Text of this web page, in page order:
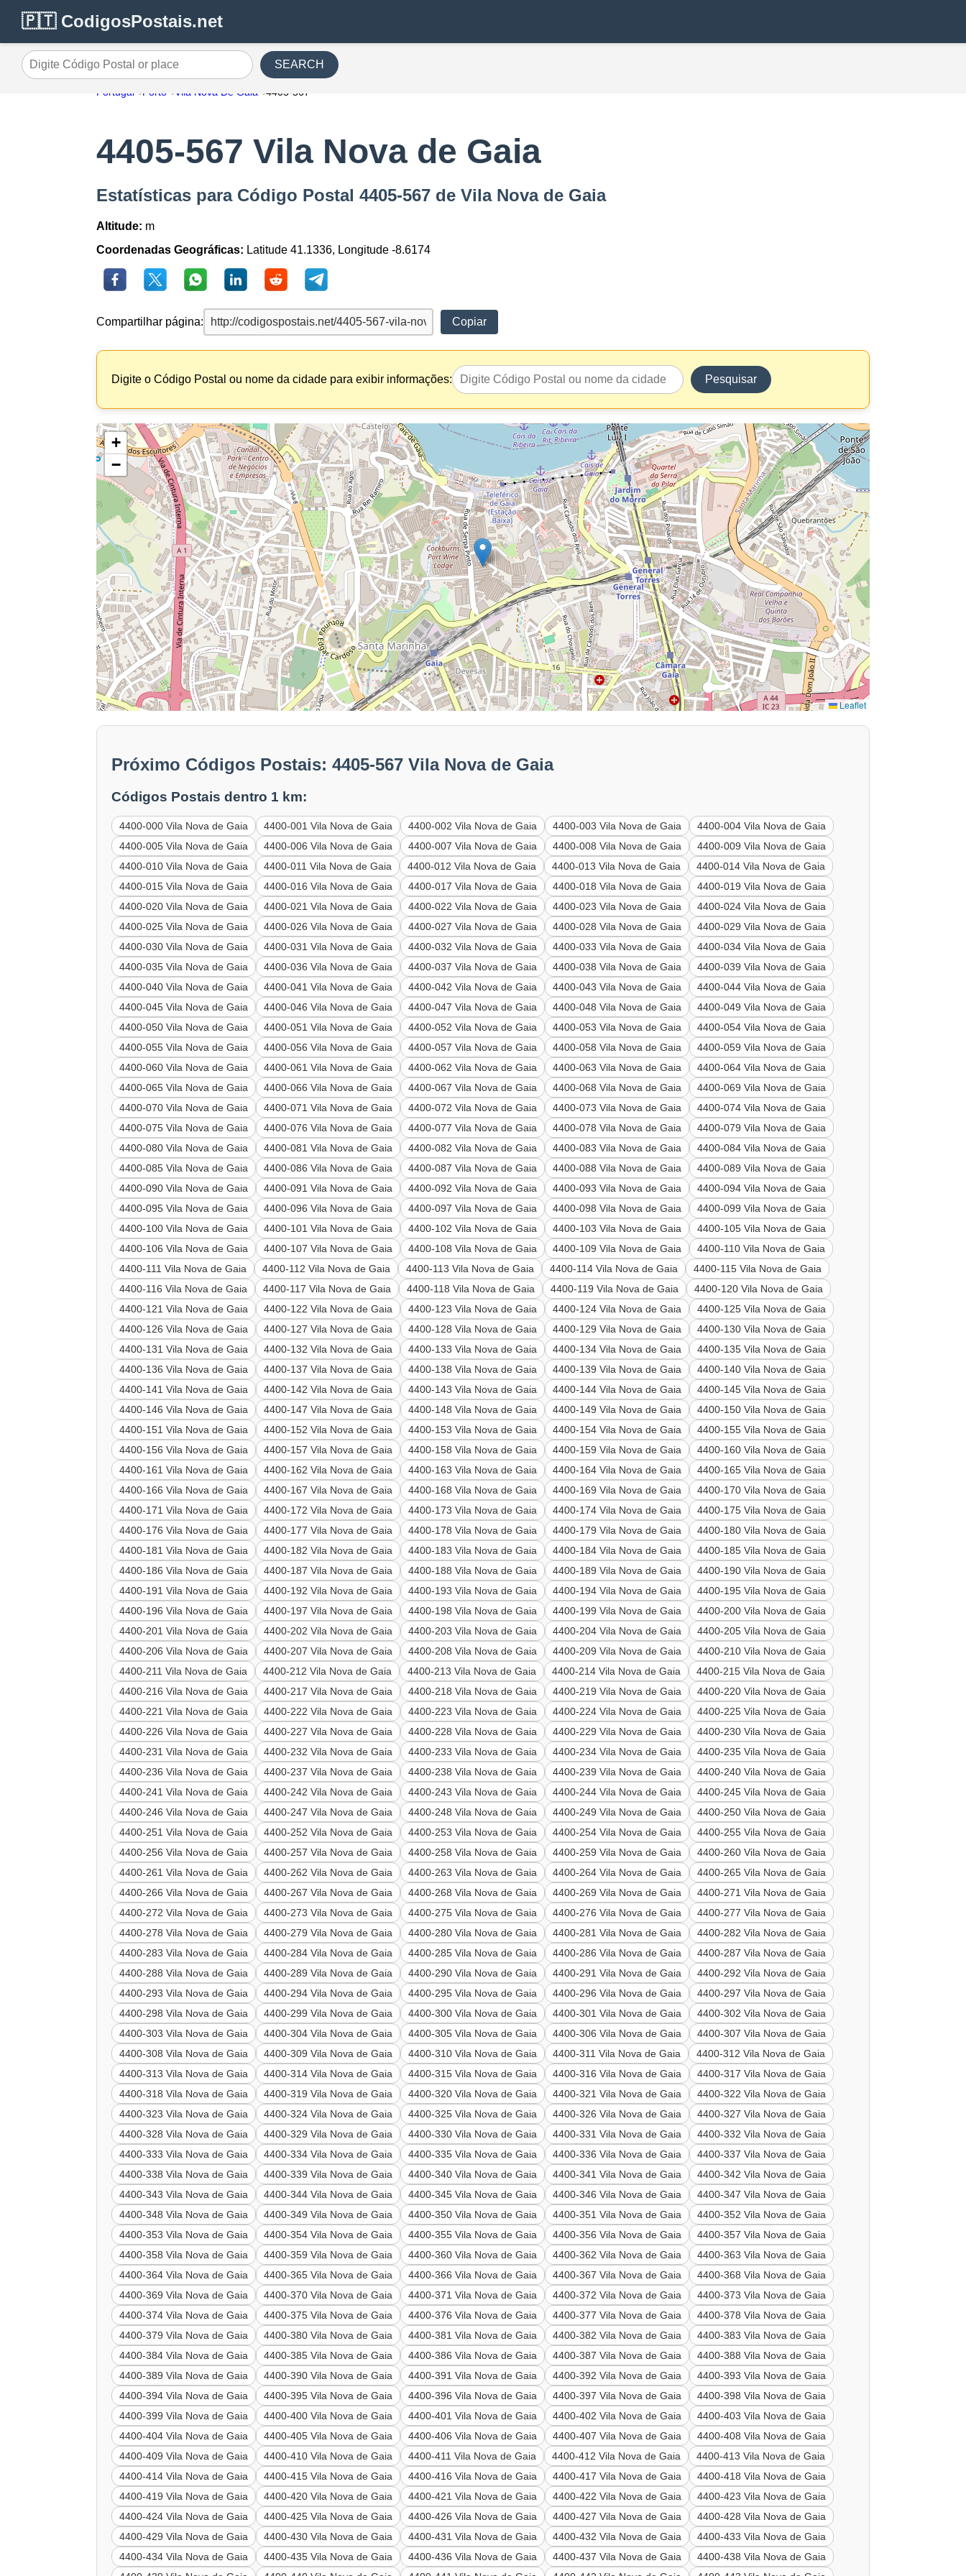
🇵🇹 CodigosPostais.net
Digite Código Postal or place SEARCH
Portugal Porto Vila Nova De Gaia 4405-567
4405-567 Vila Nova de Gaia
Estatísticas para Código Postal 4405-567 de Vila Nova de Gaia
Altitude: m
Coordenadas Geográficas: Latitude 41.1336, Longitude -8.6174
Compartilhar página: Copiar
Digite o Código Postal ou nome da cidade para exibir informações: Pesquisar
+
−
Leaflet
Próximo Códigos Postais: 4405-567 Vila Nova de Gaia
Códigos Postais dentro 1 km:
4400-000 Vila Nova de Gaia 4400-001 Vila Nova de Gaia 4400-002 Vila Nova de Gaia 4400-003 Vila Nova de Gaia
4400-004 Vila Nova de Gaia
4400-005 Vila Nova de Gaia
4400-006 Vila Nova de Gaia 4400-007 Vila Nova de Gaia 4400-008 Vila Nova de Gaia
4400-009 Vila Nova de Gaia
4400-010 Vila Nova de Gaia
4400-011 Vila Nova de Gaia 4400-012 Vila Nova de Gaia 4400-013 Vila Nova de Gaia
4400-014 Vila Nova de Gaia
4400-015 Vila Nova de Gaia
4400-016 Vila Nova de Gaia 4400-017 Vila Nova de Gaia 4400-018 Vila Nova de Gaia
4400-019 Vila Nova de Gaia
4400-020 Vila Nova de Gaia
4400-021 Vila Nova de Gaia 4400-022 Vila Nova de Gaia 4400-023 Vila Nova de Gaia
4400-024 Vila Nova de Gaia
4400-025 Vila Nova de Gaia
4400-026 Vila Nova de Gaia 4400-027 Vila Nova de Gaia 4400-028 Vila Nova de Gaia
4400-029 Vila Nova de Gaia
4400-030 Vila Nova de Gaia
4400-031 Vila Nova de Gaia 4400-032 Vila Nova de Gaia 4400-033 Vila Nova de Gaia
4400-034 Vila Nova de Gaia
4400-035 Vila Nova de Gaia
4400-036 Vila Nova de Gaia 4400-037 Vila Nova de Gaia 4400-038 Vila Nova de Gaia
4400-039 Vila Nova de Gaia
4400-040 Vila Nova de Gaia
4400-041 Vila Nova de Gaia 4400-042 Vila Nova de Gaia 4400-043 Vila Nova de Gaia
4400-044 Vila Nova de Gaia
4400-045 Vila Nova de Gaia
4400-046 Vila Nova de Gaia 4400-047 Vila Nova de Gaia 4400-048 Vila Nova de Gaia
4400-049 Vila Nova de Gaia
4400-050 Vila Nova de Gaia
4400-051 Vila Nova de Gaia 4400-052 Vila Nova de Gaia 4400-053 Vila Nova de Gaia
4400-054 Vila Nova de Gaia
4400-055 Vila Nova de Gaia
4400-056 Vila Nova de Gaia 4400-057 Vila Nova de Gaia 4400-058 Vila Nova de Gaia
4400-059 Vila Nova de Gaia
4400-060 Vila Nova de Gaia
4400-061 Vila Nova de Gaia 4400-062 Vila Nova de Gaia 4400-063 Vila Nova de Gaia
4400-064 Vila Nova de Gaia
4400-065 Vila Nova de Gaia
4400-066 Vila Nova de Gaia 4400-067 Vila Nova de Gaia 4400-068 Vila Nova de Gaia
4400-069 Vila Nova de Gaia
4400-070 Vila Nova de Gaia
4400-071 Vila Nova de Gaia 4400-072 Vila Nova de Gaia 4400-073 Vila Nova de Gaia
4400-074 Vila Nova de Gaia
4400-075 Vila Nova de Gaia
4400-076 Vila Nova de Gaia 4400-077 Vila Nova de Gaia 4400-078 Vila Nova de Gaia
4400-079 Vila Nova de Gaia
4400-080 Vila Nova de Gaia
4400-081 Vila Nova de Gaia 4400-082 Vila Nova de Gaia 4400-083 Vila Nova de Gaia
4400-084 Vila Nova de Gaia
4400-085 Vila Nova de Gaia
4400-086 Vila Nova de Gaia 4400-087 Vila Nova de Gaia 4400-088 Vila Nova de Gaia
4400-089 Vila Nova de Gaia
4400-090 Vila Nova de Gaia
4400-091 Vila Nova de Gaia 4400-092 Vila Nova de Gaia 4400-093 Vila Nova de Gaia
4400-094 Vila Nova de Gaia
4400-095 Vila Nova de Gaia
4400-096 Vila Nova de Gaia 4400-097 Vila Nova de Gaia 4400-098 Vila Nova de Gaia
4400-099 Vila Nova de Gaia
4400-100 Vila Nova de Gaia
4400-101 Vila Nova de Gaia 4400-102 Vila Nova de Gaia 4400-103 Vila Nova de Gaia
4400-105 Vila Nova de Gaia
4400-106 Vila Nova de Gaia
4400-107 Vila Nova de Gaia 4400-108 Vila Nova de Gaia 4400-109 Vila Nova de Gaia
4400-110 Vila Nova de Gaia
4400-111 Vila Nova de Gaia
4400-112 Vila Nova de Gaia 4400-113 Vila Nova de Gaia 4400-114 Vila Nova de Gaia
4400-115 Vila Nova de Gaia
4400-116 Vila Nova de Gaia
4400-117 Vila Nova de Gaia 4400-118 Vila Nova de Gaia 4400-119 Vila Nova de Gaia
4400-120 Vila Nova de Gaia
4400-121 Vila Nova de Gaia
4400-122 Vila Nova de Gaia 4400-123 Vila Nova de Gaia 4400-124 Vila Nova de Gaia
4400-125 Vila Nova de Gaia
4400-126 Vila Nova de Gaia
4400-127 Vila Nova de Gaia 4400-128 Vila Nova de Gaia 4400-129 Vila Nova de Gaia
4400-130 Vila Nova de Gaia
4400-131 Vila Nova de Gaia
4400-132 Vila Nova de Gaia 4400-133 Vila Nova de Gaia 4400-134 Vila Nova de Gaia
4400-135 Vila Nova de Gaia
4400-136 Vila Nova de Gaia
4400-137 Vila Nova de Gaia 4400-138 Vila Nova de Gaia 4400-139 Vila Nova de Gaia
4400-140 Vila Nova de Gaia
4400-141 Vila Nova de Gaia
4400-142 Vila Nova de Gaia 4400-143 Vila Nova de Gaia 4400-144 Vila Nova de Gaia
4400-145 Vila Nova de Gaia
4400-146 Vila Nova de Gaia
4400-147 Vila Nova de Gaia 4400-148 Vila Nova de Gaia 4400-149 Vila Nova de Gaia
4400-150 Vila Nova de Gaia
4400-151 Vila Nova de Gaia
4400-152 Vila Nova de Gaia 4400-153 Vila Nova de Gaia 4400-154 Vila Nova de Gaia
4400-155 Vila Nova de Gaia
4400-156 Vila Nova de Gaia
4400-157 Vila Nova de Gaia 4400-158 Vila Nova de Gaia 4400-159 Vila Nova de Gaia
4400-160 Vila Nova de Gaia
4400-161 Vila Nova de Gaia
4400-162 Vila Nova de Gaia 4400-163 Vila Nova de Gaia 4400-164 Vila Nova de Gaia
4400-165 Vila Nova de Gaia
4400-166 Vila Nova de Gaia
4400-167 Vila Nova de Gaia 4400-168 Vila Nova de Gaia 4400-169 Vila Nova de Gaia
4400-170 Vila Nova de Gaia
4400-171 Vila Nova de Gaia
4400-172 Vila Nova de Gaia 4400-173 Vila Nova de Gaia 4400-174 Vila Nova de Gaia
4400-175 Vila Nova de Gaia
4400-176 Vila Nova de Gaia
4400-177 Vila Nova de Gaia 4400-178 Vila Nova de Gaia 4400-179 Vila Nova de Gaia
4400-180 Vila Nova de Gaia
4400-181 Vila Nova de Gaia
4400-182 Vila Nova de Gaia 4400-183 Vila Nova de Gaia 4400-184 Vila Nova de Gaia
4400-185 Vila Nova de Gaia
4400-186 Vila Nova de Gaia
4400-187 Vila Nova de Gaia 4400-188 Vila Nova de Gaia 4400-189 Vila Nova de Gaia
4400-190 Vila Nova de Gaia
4400-191 Vila Nova de Gaia
4400-192 Vila Nova de Gaia 4400-193 Vila Nova de Gaia 4400-194 Vila Nova de Gaia
4400-195 Vila Nova de Gaia
4400-196 Vila Nova de Gaia
4400-197 Vila Nova de Gaia 4400-198 Vila Nova de Gaia 4400-199 Vila Nova de Gaia
4400-200 Vila Nova de Gaia
4400-201 Vila Nova de Gaia
4400-202 Vila Nova de Gaia 4400-203 Vila Nova de Gaia 4400-204 Vila Nova de Gaia
4400-205 Vila Nova de Gaia
4400-206 Vila Nova de Gaia
4400-207 Vila Nova de Gaia 4400-208 Vila Nova de Gaia 4400-209 Vila Nova de Gaia
4400-210 Vila Nova de Gaia
4400-211 Vila Nova de Gaia
4400-212 Vila Nova de Gaia 4400-213 Vila Nova de Gaia 4400-214 Vila Nova de Gaia
4400-215 Vila Nova de Gaia
4400-216 Vila Nova de Gaia
4400-217 Vila Nova de Gaia 4400-218 Vila Nova de Gaia 4400-219 Vila Nova de Gaia
4400-220 Vila Nova de Gaia
4400-221 Vila Nova de Gaia
4400-222 Vila Nova de Gaia 4400-223 Vila Nova de Gaia 4400-224 Vila Nova de Gaia
4400-225 Vila Nova de Gaia
4400-226 Vila Nova de Gaia
4400-227 Vila Nova de Gaia 4400-228 Vila Nova de Gaia 4400-229 Vila Nova de Gaia
4400-230 Vila Nova de Gaia
4400-231 Vila Nova de Gaia
4400-232 Vila Nova de Gaia 4400-233 Vila Nova de Gaia 4400-234 Vila Nova de Gaia
4400-235 Vila Nova de Gaia
4400-236 Vila Nova de Gaia
4400-237 Vila Nova de Gaia 4400-238 Vila Nova de Gaia 4400-239 Vila Nova de Gaia
4400-240 Vila Nova de Gaia
4400-241 Vila Nova de Gaia
4400-242 Vila Nova de Gaia 4400-243 Vila Nova de Gaia 4400-244 Vila Nova de Gaia
4400-245 Vila Nova de Gaia
4400-246 Vila Nova de Gaia
4400-247 Vila Nova de Gaia 4400-248 Vila Nova de Gaia 4400-249 Vila Nova de Gaia
4400-250 Vila Nova de Gaia
4400-251 Vila Nova de Gaia
4400-252 Vila Nova de Gaia 4400-253 Vila Nova de Gaia 4400-254 Vila Nova de Gaia
4400-255 Vila Nova de Gaia
4400-256 Vila Nova de Gaia
4400-257 Vila Nova de Gaia 4400-258 Vila Nova de Gaia 4400-259 Vila Nova de Gaia
4400-260 Vila Nova de Gaia
4400-261 Vila Nova de Gaia
4400-262 Vila Nova de Gaia 4400-263 Vila Nova de Gaia 4400-264 Vila Nova de Gaia
4400-265 Vila Nova de Gaia
4400-266 Vila Nova de Gaia
4400-267 Vila Nova de Gaia 4400-268 Vila Nova de Gaia 4400-269 Vila Nova de Gaia
4400-271 Vila Nova de Gaia
4400-272 Vila Nova de Gaia
4400-273 Vila Nova de Gaia 4400-275 Vila Nova de Gaia 4400-276 Vila Nova de Gaia
4400-277 Vila Nova de Gaia
4400-278 Vila Nova de Gaia
4400-279 Vila Nova de Gaia 4400-280 Vila Nova de Gaia 4400-281 Vila Nova de Gaia
4400-282 Vila Nova de Gaia
4400-283 Vila Nova de Gaia
4400-284 Vila Nova de Gaia 4400-285 Vila Nova de Gaia 4400-286 Vila Nova de Gaia
4400-287 Vila Nova de Gaia
4400-288 Vila Nova de Gaia
4400-289 Vila Nova de Gaia 4400-290 Vila Nova de Gaia 4400-291 Vila Nova de Gaia
4400-292 Vila Nova de Gaia
4400-293 Vila Nova de Gaia
4400-294 Vila Nova de Gaia 4400-295 Vila Nova de Gaia 4400-296 Vila Nova de Gaia
4400-297 Vila Nova de Gaia
4400-298 Vila Nova de Gaia
4400-299 Vila Nova de Gaia 4400-300 Vila Nova de Gaia 4400-301 Vila Nova de Gaia
4400-302 Vila Nova de Gaia
4400-303 Vila Nova de Gaia
4400-304 Vila Nova de Gaia 4400-305 Vila Nova de Gaia 4400-306 Vila Nova de Gaia
4400-307 Vila Nova de Gaia
4400-308 Vila Nova de Gaia
4400-309 Vila Nova de Gaia 4400-310 Vila Nova de Gaia 4400-311 Vila Nova de Gaia
4400-312 Vila Nova de Gaia
4400-313 Vila Nova de Gaia
4400-314 Vila Nova de Gaia 4400-315 Vila Nova de Gaia 4400-316 Vila Nova de Gaia
4400-317 Vila Nova de Gaia
4400-318 Vila Nova de Gaia
4400-319 Vila Nova de Gaia 4400-320 Vila Nova de Gaia 4400-321 Vila Nova de Gaia
4400-322 Vila Nova de Gaia
4400-323 Vila Nova de Gaia
4400-324 Vila Nova de Gaia 4400-325 Vila Nova de Gaia 4400-326 Vila Nova de Gaia
4400-327 Vila Nova de Gaia
4400-328 Vila Nova de Gaia
4400-329 Vila Nova de Gaia 4400-330 Vila Nova de Gaia 4400-331 Vila Nova de Gaia
4400-332 Vila Nova de Gaia
4400-333 Vila Nova de Gaia
4400-334 Vila Nova de Gaia 4400-335 Vila Nova de Gaia 4400-336 Vila Nova de Gaia
4400-337 Vila Nova de Gaia
4400-338 Vila Nova de Gaia
4400-339 Vila Nova de Gaia 4400-340 Vila Nova de Gaia 4400-341 Vila Nova de Gaia
4400-342 Vila Nova de Gaia
4400-343 Vila Nova de Gaia
4400-344 Vila Nova de Gaia 4400-345 Vila Nova de Gaia 4400-346 Vila Nova de Gaia
4400-347 Vila Nova de Gaia
4400-348 Vila Nova de Gaia
4400-349 Vila Nova de Gaia 4400-350 Vila Nova de Gaia 4400-351 Vila Nova de Gaia
4400-352 Vila Nova de Gaia
4400-353 Vila Nova de Gaia
4400-354 Vila Nova de Gaia 4400-355 Vila Nova de Gaia 4400-356 Vila Nova de Gaia
4400-357 Vila Nova de Gaia
4400-358 Vila Nova de Gaia
4400-359 Vila Nova de Gaia 4400-360 Vila Nova de Gaia 4400-362 Vila Nova de Gaia
4400-363 Vila Nova de Gaia
4400-364 Vila Nova de Gaia
4400-365 Vila Nova de Gaia 4400-366 Vila Nova de Gaia 4400-367 Vila Nova de Gaia
4400-368 Vila Nova de Gaia
4400-369 Vila Nova de Gaia
4400-370 Vila Nova de Gaia 4400-371 Vila Nova de Gaia 4400-372 Vila Nova de Gaia
4400-373 Vila Nova de Gaia
4400-374 Vila Nova de Gaia
4400-375 Vila Nova de Gaia 4400-376 Vila Nova de Gaia 4400-377 Vila Nova de Gaia
4400-378 Vila Nova de Gaia
4400-379 Vila Nova de Gaia
4400-380 Vila Nova de Gaia 4400-381 Vila Nova de Gaia 4400-382 Vila Nova de Gaia
4400-383 Vila Nova de Gaia
4400-384 Vila Nova de Gaia
4400-385 Vila Nova de Gaia 4400-386 Vila Nova de Gaia 4400-387 Vila Nova de Gaia
4400-388 Vila Nova de Gaia
4400-389 Vila Nova de Gaia
4400-390 Vila Nova de Gaia 4400-391 Vila Nova de Gaia 4400-392 Vila Nova de Gaia
4400-393 Vila Nova de Gaia
4400-394 Vila Nova de Gaia
4400-395 Vila Nova de Gaia 4400-396 Vila Nova de Gaia 4400-397 Vila Nova de Gaia
4400-398 Vila Nova de Gaia
4400-399 Vila Nova de Gaia
4400-400 Vila Nova de Gaia 4400-401 Vila Nova de Gaia 4400-402 Vila Nova de Gaia
4400-403 Vila Nova de Gaia
4400-404 Vila Nova de Gaia
4400-405 Vila Nova de Gaia 4400-406 Vila Nova de Gaia 4400-407 Vila Nova de Gaia
4400-408 Vila Nova de Gaia
4400-409 Vila Nova de Gaia
4400-410 Vila Nova de Gaia 4400-411 Vila Nova de Gaia 4400-412 Vila Nova de Gaia
4400-413 Vila Nova de Gaia
4400-414 Vila Nova de Gaia
4400-415 Vila Nova de Gaia 4400-416 Vila Nova de Gaia 4400-417 Vila Nova de Gaia
4400-418 Vila Nova de Gaia
4400-419 Vila Nova de Gaia
4400-420 Vila Nova de Gaia 4400-421 Vila Nova de Gaia 4400-422 Vila Nova de Gaia
4400-423 Vila Nova de Gaia
4400-424 Vila Nova de Gaia
4400-425 Vila Nova de Gaia 4400-426 Vila Nova de Gaia 4400-427 Vila Nova de Gaia
4400-428 Vila Nova de Gaia
4400-429 Vila Nova de Gaia
4400-430 Vila Nova de Gaia 4400-431 Vila Nova de Gaia 4400-432 Vila Nova de Gaia
4400-433 Vila Nova de Gaia
4400-434 Vila Nova de Gaia
4400-435 Vila Nova de Gaia 4400-436 Vila Nova de Gaia 4400-437 Vila Nova de Gaia
4400-438 Vila Nova de Gaia